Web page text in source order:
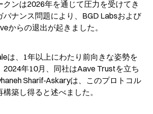
クンは2026年を通じて圧力を受けてき
バナンス問題により、BGD Labsおよび
からの退出が起きました。
は、1年以上にわたり前向きな姿勢を
2024年10月、同社はAave Trustを立ち
Sharif-Askaryは、このプロトコル
築し得ると述べました。